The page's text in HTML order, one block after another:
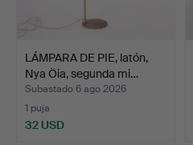
LÁMPARA DE PIE, latón,
Nya Öia, segunda mi…
Subastado 6 ago 2026
1 puja
32 USD